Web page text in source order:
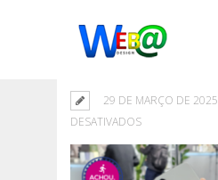
29 DE MARÇO DE 2025
DESATIVADOSEM